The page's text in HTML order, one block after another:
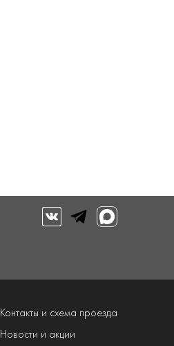
Контакты и схема проезда
Новости и акции